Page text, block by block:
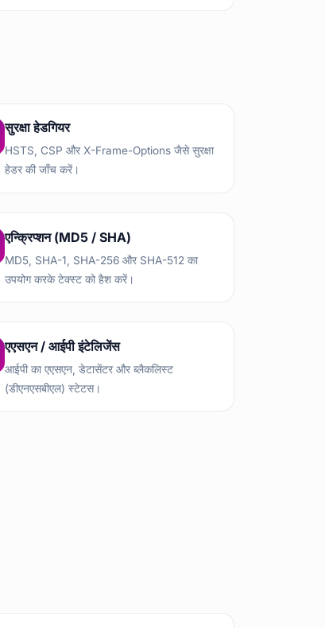
सुरक्षा हेडगियर
HSTS, CSP और X-Frame-Options जैसे सुरक्षा
हेडर की जाँच करें।
एन्क्रिप्शन (MD5 / SHA)
MD5, SHA-1, SHA-256 और SHA-512 का
उपयोग करके टेक्स्ट को हैश करें।
एएसएन / आईपी इंटेलिजेंस
आईपी का एएसएन, डेटासेंटर और ब्लैकलिस्ट
(डीएनएसबीएल) स्टेटस।